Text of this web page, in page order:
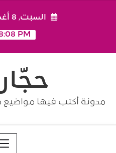
السبت, 8 أغسطس 2026
PM
مدونة أكتب فيها مواضيع